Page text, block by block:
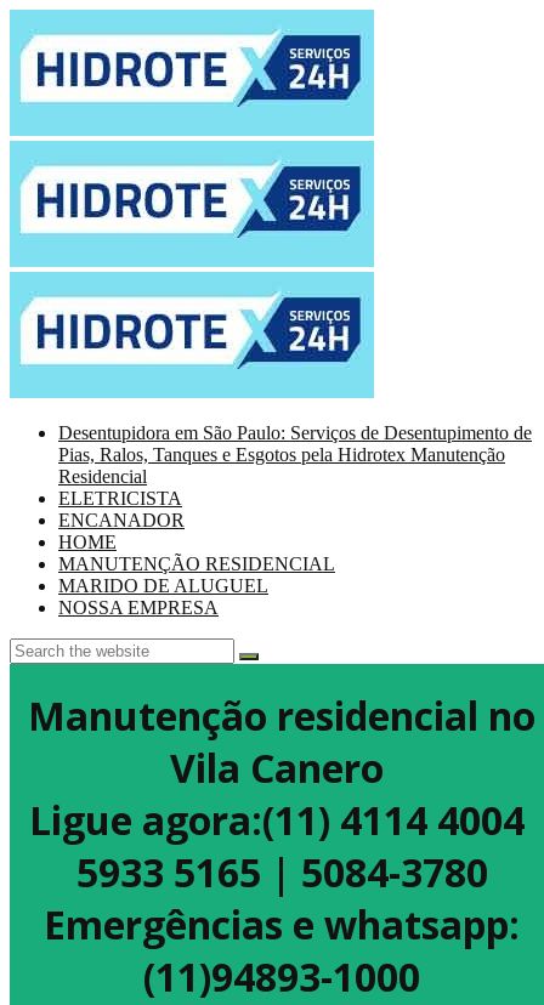
Desentupidora em São Paulo: Serviços de Desentupimento de
Pias, Ralos, Tanques e Esgotos pela Hidrotex Manutenção
Residencial
ELETRICISTA
ENCANADOR
HOME
MANUTENÇÃO RESIDENCIAL
MARIDO DE ALUGUEL
NOSSA EMPRESA
Manutenção residencial no
Vila Canero
Ligue agora:(11) 4114 4004
5933 5165 | 5084-3780
Emergências e whatsapp:
(11)94893-1000